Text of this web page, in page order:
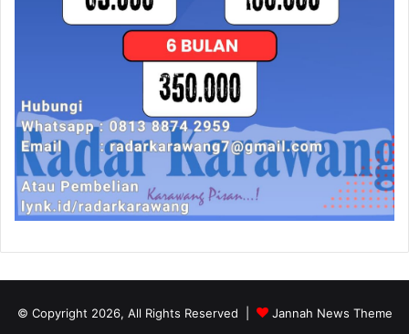
© Copyright 2026, All Rights Reserved |
Jannah News Theme